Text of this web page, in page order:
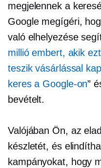
megjelennek a
Google megígéri,
való elhelyezése
millió embert, akik ezt
teszikvásárlással
keres a Google-on”
bevételt.
Valójában Ön, az
készletét, és
kampányokat, hogy